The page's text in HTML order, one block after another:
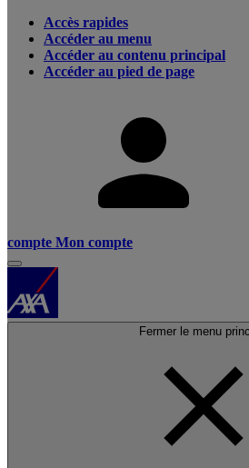
Accès rapides
Accéder au menu
Accéder au contenu principal
Accéder au pied de page
compte Mon compte
Fermer le menu